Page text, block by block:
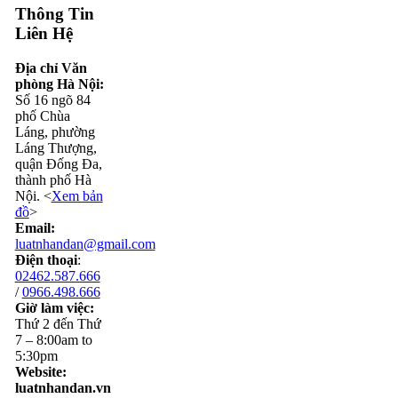
Thông Tin
Liên Hệ
Địa chỉ Văn
phòng Hà Nội:
Số 16 ngõ 84
phố Chùa
Láng, phường
Láng Thượng,
quận Đống Đa,
thành phố Hà
Nội. <Xem bản
đồ>
Email:
luatnhandan@gmail.com
Điện thoại:
02462.587.666
/0966.498.666
Giờ làm việc:
Thứ 2 đến Thứ
7 – 8:00am to
5:30pm
Website:
luatnhandan.vn